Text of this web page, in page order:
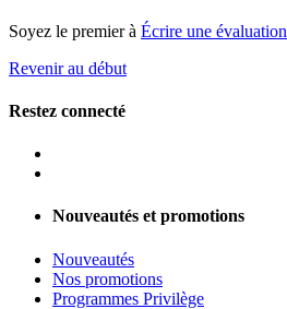
Soyez le premier à Écrire une évaluation
Revenir au début
Restez connecté
Nouveautés et promotions
Nouveautés
Nos promotions
Programmes Privilège